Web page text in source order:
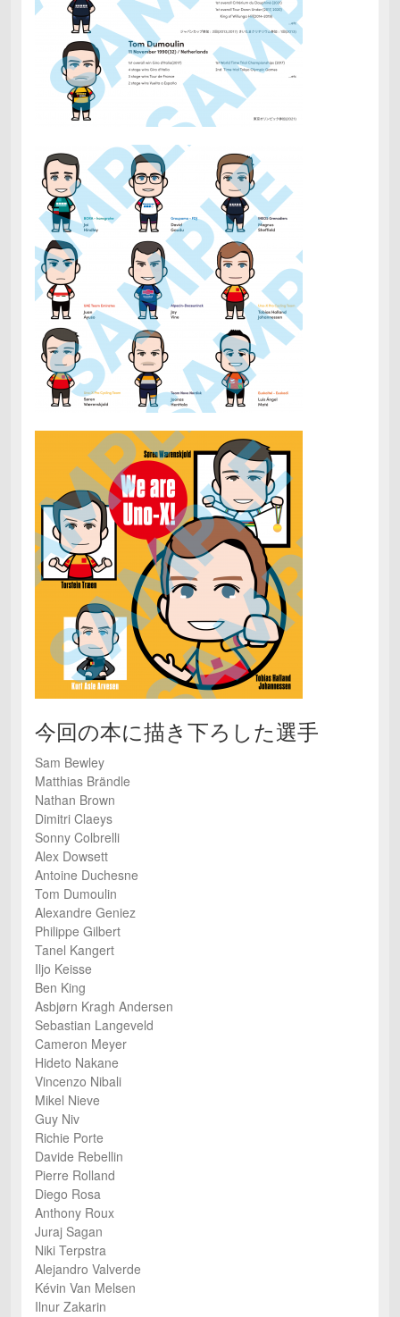
今回の本に描き下ろした選手
Sam Bewley
Matthias Brändle
Nathan Brown
Dimitri Claeys
Sonny Colbrelli
Alex Dowsett
Antoine Duchesne
Tom Dumoulin
Alexandre Geniez
Philippe Gilbert
Tanel Kangert
Iljo Keisse
Ben King
Asbjørn Kragh Andersen
Sebastian Langeveld
Cameron Meyer
Hideto Nakane
Vincenzo Nibali
Mikel Nieve
Guy Niv
Richie Porte
Davide Rebellin
Pierre Rolland
Diego Rosa
Anthony Roux
Juraj Sagan
Niki Terpstra
Alejandro Valverde
Kévin Van Melsen
Ilnur Zakarin